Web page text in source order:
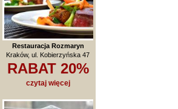
Restauracja Rozmaryn
Kraków, ul. Kobierzyńska 47
RABAT 20%
czytaj więcej